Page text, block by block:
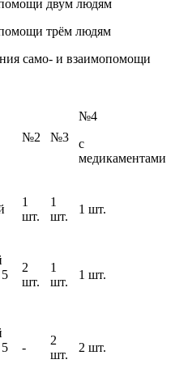
двум людям
трём людям
само- и взаимопомощи
№2 №3
№4
с
медикаментами
1
шт.
1
шт.
1 шт.
2
шт.
1
шт.
1 шт.
-
2
шт.
2 шт.